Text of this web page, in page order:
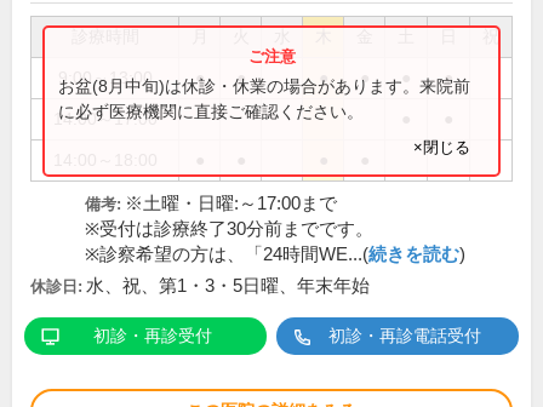
祝
9:00～13:00 ● ● ● ● ●
14:00～17:00
お盆(8月中旬)は休診・休業の場合があります。来院前
に必ず医療機関に直接ご確認ください。
×閉じる
備考: ※土曜・日曜:～17:00まで
※受付は診療終了30分前までです。
※診察希望の方は、「24時間WE...(続きを読む)
休診日: 水、祝、第1・3・5日曜、年末年始
初診・再診受付 初診・再診電話受付